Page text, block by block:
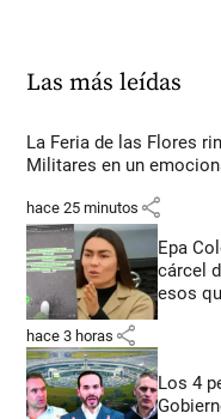
Las más leídas
La Feria de las Flores
Militares en un
hace 25 minutos share
Epa
cárcel
esos
hace 3 horas share
Los 4